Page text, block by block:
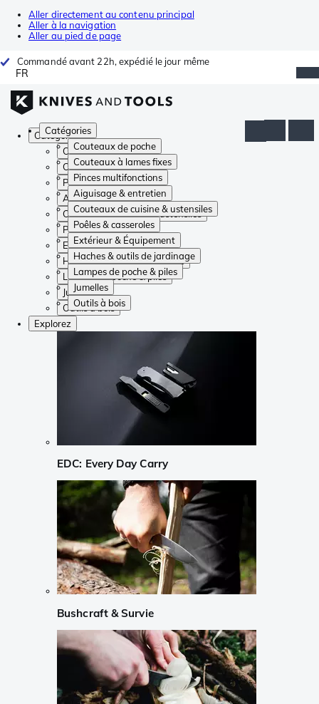
Aller directement au contenu principal
Aller à la navigation
Aller au pied de page
Commandé avant 22h, expédié le jour même
FR
Catégories
Couteaux de poche
Couteaux à lames fixes
Pinces multifonctions
Aiguisage & entretien
Couteaux de cuisine & ustensiles
Poêles & casseroles
Extérieur & Équipement
Haches & outils de jardinage
Lampes de poche & piles
Jumelles
Outils à bois
Catégories
Couteaux de poche
Couteaux à lames fixes
Pinces multifonctions
Aiguisage & entretien
Couteaux de cuisine & ustensiles
Poêles & casseroles
Extérieur & Équipement
Haches & outils de jardinage
Lampes de poche & piles
Jumelles
Outils à bois
Explorez
EDC: Every Day Carry
Bushcraft & Survie